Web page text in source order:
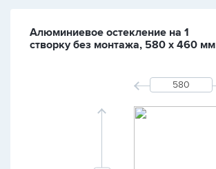
Алюминиевое остекление на 1
створку без монтажа, 580 х 460 мм